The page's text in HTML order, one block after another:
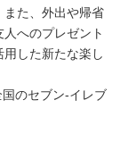
また、外出や帰省
へのプレゼント
した新たな楽し
のセブン‐イレブ